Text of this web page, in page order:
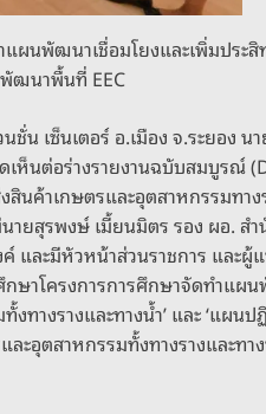
ผนพัฒนาเชื่อมโยงและเพิ่มประสิ
พัฒนาพื้นที่ EEC
ชั่น เซ็นเตอร์ อ.เมือง จ.ระยอง
ดเห็นต่อร่างรายงานฉบับสมบูรณ์
ค้าเกษตรและอุตสาหกรรมทาง
ยสุรพงษ์ เมี้ยนมิตร รอง ผอ. สำ
และมีหัวหน้าส่วนราชการ และผู้
กษาโครงการการศึกษาจัดทำแผ
ทางรางและทางน้ำ’ และ ‘แผนป
ะอุตสาหกรรมทั้งทางรางและทา